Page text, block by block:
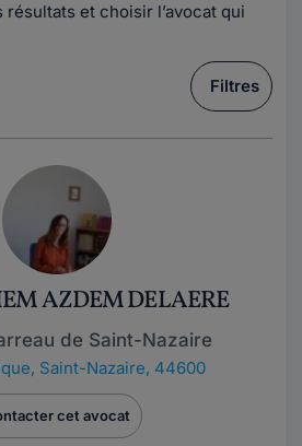
et choisir l’avocat qui
Filtres
AZDEM DELAERE
de Saint-Nazaire
, Saint-Nazaire, 44600
cet avocat